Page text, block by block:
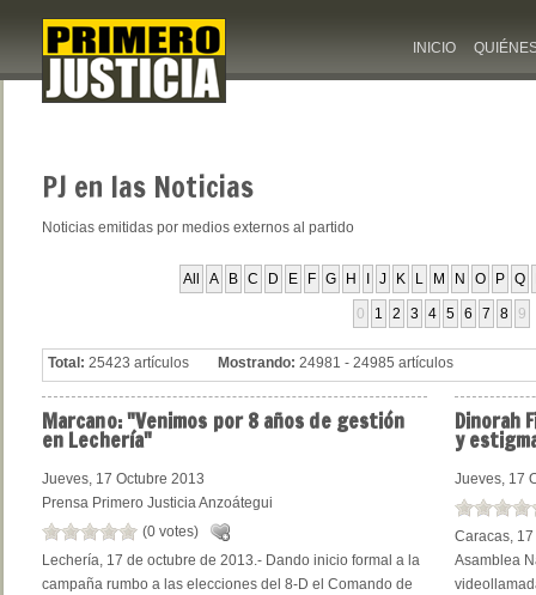
INICIO
PJ en las Noticias
Noticias emitidas por medios externos al partido
All A B C D E F G H J K L M N O P Q
0 1 2 3 4 5 6 7 8 9
Total: 25423 artículos Mostrando: 24981 - 24985 artículos
Marcano:"Venimos por 8 años de gestión
en Lechería"
Jueves, 17 Octubre 2013
Prensa Primero Justicia Anzoátegui
(0 votes)
Lechería, 17 de octubre de 2013.- Dando inicio formal a la
campaña rumbo a las elecciones del 8-D el Comando de
Dinorah
y
Jueves, 17
Caracas,
Asamblea